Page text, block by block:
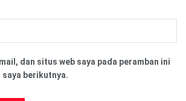
dan situs web saya pada peramban ini
berikutnya.